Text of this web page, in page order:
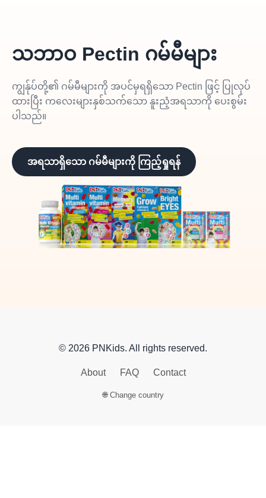
သဘာဝ Pectin ဂမ်မီများ
ကျွန်ုပ်တို့၏ ဂမ်မီများကို အပင်မှရရှိသော Pectin ဖြင့် ပြုလုပ်
ထားပြီး ကလေးများနှစ်သက်သော နူးညံ့အရသာကို ပေးစွမ်း
ပါသည်။
အရသာရှိသော ဂမ်မီများကို ကြည့်ရှုရန်
© 2026 PNKids. All rights reserved.
About FAQ Contact
🌐 Change country